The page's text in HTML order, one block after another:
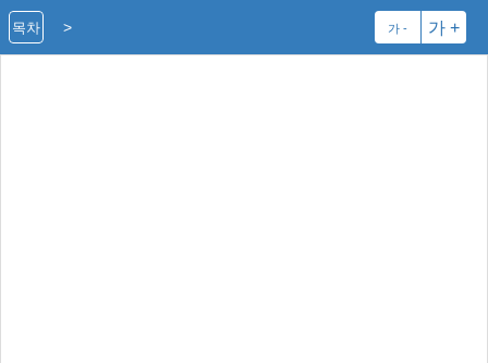
> 가 - 가 +
목차